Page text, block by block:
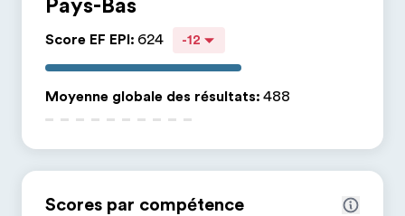
Trouver un bureau
A propos de nous
EF recrute
Rejoignez nos équipes
Pays-Bas
Score EF EPI: 624 -12
Moyenne globale des résultats: 488
Scores par compétence